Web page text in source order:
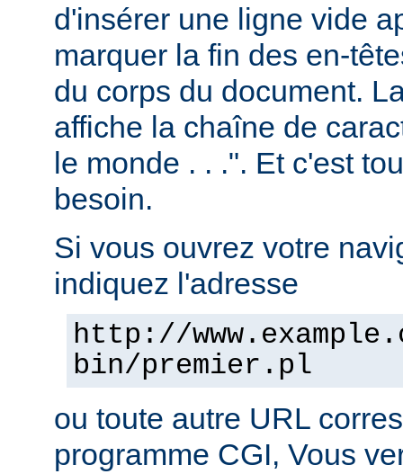
d'insérer une ligne vide
marquer la fin des en-
du corps du document.
affiche la chaîne de
le monde . . .". Et c'est
besoin.
Si vous ouvrez votre
indiquez l'adresse
http://
bin/premier.pl
ou toute autre URL
programme CGI, Vous